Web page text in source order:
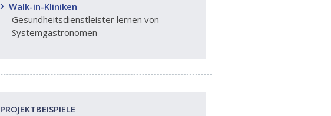
Walk-in-Kliniken
Gesundheitsdienstleister lernen von
Systemgastronomen
PROJEKTBEISPIELE